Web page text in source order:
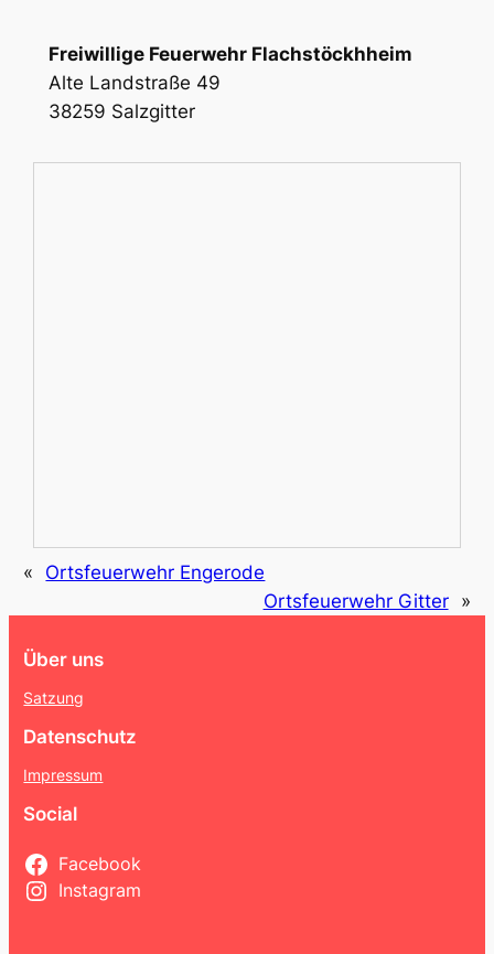
Freiwillige Feuerwehr Flachstöckhheim
Alte Landstraße 49
38259 Salzgitter
«
Ortsfeuerwehr Engerode
Ortsfeuerwehr Gitter
»
Über uns
Satzung
Datenschutz
Impressum
Social
Facebook
Instagram